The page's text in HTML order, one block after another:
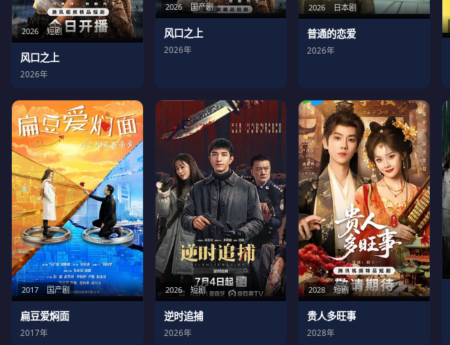
2026 短剧
风口之上
2026年
2026 国产剧
风口之上
2026年
2026 日本剧
普通的恋爱
2026年
2017 国产剧
扁豆爱焖面
2017年
2026 短剧
逆时追捕
2026年
2028 短剧
贵人多旺事
2028年